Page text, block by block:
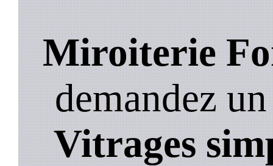
Miroiterie
demandez
Vitrages